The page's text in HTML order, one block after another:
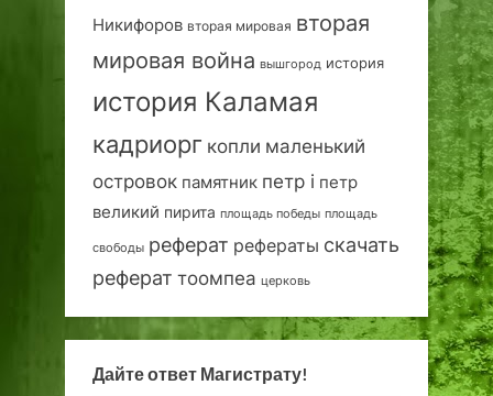
Никифоров вторая мировая вторая
мировая война вышгород история
история Каламая
кадриорг копли маленький
островок памятник петр i петр
великий пирита площадь победы площадь
свободы реферат рефераты скачать
реферат тоомпеа церковь
Дайте ответ Магистрату!